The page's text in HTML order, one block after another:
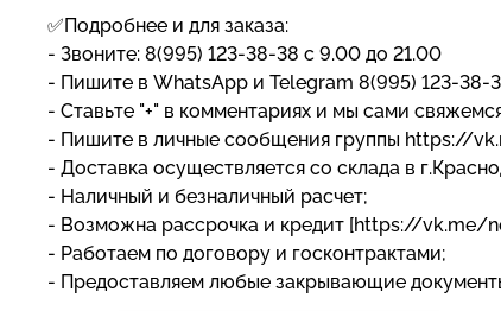
✅Подробнее и для заказа:
- Звоните: 8(995) 123-38-38 с 9.00 до 21.00
- Пишите в WhatsApp и Telegram 8(995) 123-38-
- Ставьте "+" в комментариях и мы сами
- Пишите в личные сообщения группы https://
- Доставка осуществляется со склада в
- Наличный и безналичный расчет;
- Возможна рассрочка и кредит [https://vk.me/
- Работаем по договору и госконтрактами;
- Предоставляем любые закрывающие